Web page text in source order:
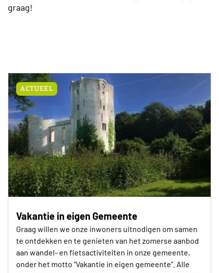
graag!
ACTUEEL
Vakantie in eigen Gemeente
Graag willen we onze inwoners uitnodigen om samen
te ontdekken en te genieten van het zomerse aanbod
aan wandel- en fietsactiviteiten in onze gemeente,
onder het motto “Vakantie in eigen gemeente”. Alle